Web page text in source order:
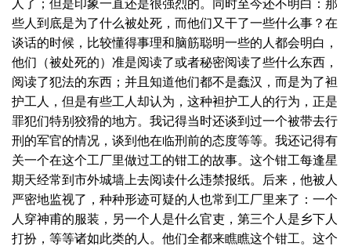
人了；但是印象一直还是很强烈的。同时至今还不明白：那
些人到底是为了什么被处死，而他们又干了一些什么事？在
谈话的时候，比较懂得事理和脑筋聪明一些的人都会明白，
他们（被处死的）准是阅读了或者秘密阅读了些什么东西，
阅读了犯法的东西；并且知道他们都不是蠢汉，而是为了袒
护工人，但是有些工人却认为，这种袒护工人的行为，正是
罪犯们特别狡猾的地方。我记得当时还谈到过一个被带去行
刑的军官的情况，谈到他在临刑前的态度等等。我还记得有
关一个在这个工厂里做过工的钳工的故事。这个钳工每逢星
期天经常到市外城墙上去阅读什么违禁报纸。后来，他被人
严密地监视了，种种形迹可疑的人也常到工厂里来了：一个
人穿神甫的服装，另一个人是什么官吏，第三个人是乡下人
打扮，等等诸如此类的人。他们全都来瞧瞧这个钳工。这个